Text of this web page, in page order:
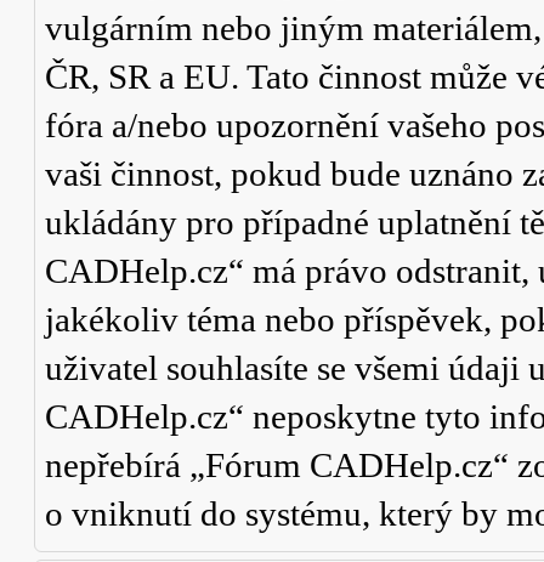
vulgárním nebo jiným
ČR, SR a EU. Tato činnost může
fóra a/nebo upozornění vašeho
vaši činnost, pokud bude uznáno
ukládány pro případné uplatnění
CADHelp.cz“ má právo
jakékoliv téma nebo příspěvek,
uživatel souhlasíte se všemi údaji
CADHelp.cz“ neposkytne tyto
nepřebírá „Fórum CADHelp.cz“
o vniknutí do systému, který by